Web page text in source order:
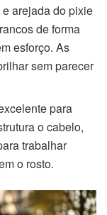
arejada do pixie
de forma
esforço. As
sem parecer
para
o cabelo,
trabalhar
o rosto.